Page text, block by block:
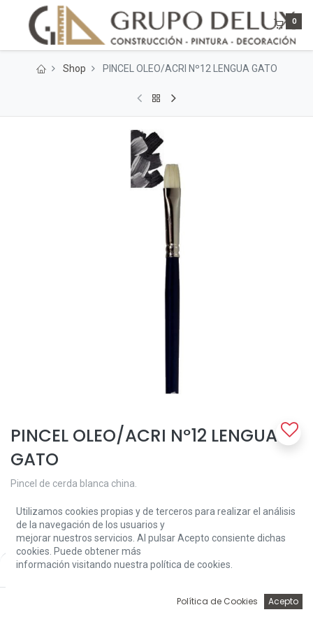
Price:
Add to Cart
0
Shop PINCEL OLEO/ACRI Nº12 LENGUA GATO
PINCEL OLEO/ACRI Nº12 LENGUA
GATO
Pincel de cerda blanca china.
Mango largo lacado en azul oscuro.
Virola o férula de latón niquelado sin soldadura.
5,70€
Utilizamos cookies propias y de terceros para realizar el análisis
de la navegación de los usuarios y
mejorar nuestros servicios. Al pulsar Acepto consiente dichas
cookies. Puede obtener más
información visitando nuestra política de cookies.
Política de Cookies Acepto